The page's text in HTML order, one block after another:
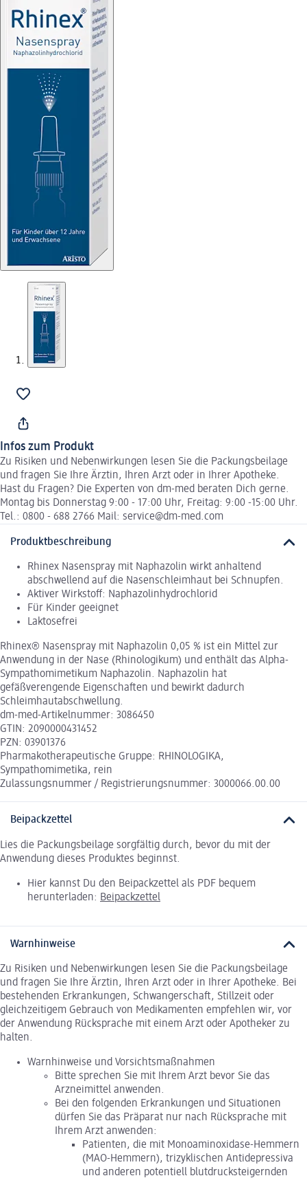
Infos zum Produkt
Zu Risiken und Nebenwirkungen lesen Sie die Packungsbeilage
und fragen Sie Ihre Ärztin, Ihren Arzt oder in Ihrer Apotheke.
Hast du Fragen? Die Experten von dm-med beraten Dich gerne.
Montag bis Donnerstag 9:00 - 17:00 Uhr, Freitag: 9:00 -15:00 Uhr.
Tel.: 0800 - 688 2766 Mail: service@dm-med.com
Produktbeschreibung
Rhinex Nasenspray mit Naphazolin wirkt anhaltend
abschwellend auf die Nasenschleimhaut bei Schnupfen.
Aktiver Wirkstoff: Naphazolinhydrochlorid
Für Kinder geeignet
Laktosefrei
Rhinex® Nasenspray mit Naphazolin 0,05 % ist ein Mittel zur
Anwendung in der Nase (Rhinologikum) und enthält das Alpha-
Sympathomimetikum Naphazolin. Naphazolin hat
gefäßverengende Eigenschaften und bewirkt dadurch
Schleimhautabschwellung.
dm-med-Artikelnummer: 3086450
GTIN: 2090000431452
PZN: 03901376
Pharmakotherapeutische Gruppe: RHINOLOGIKA,
Sympathomimetika, rein
Zulassungsnummer / Registrierungsnummer: 3000066.00.00
Beipackzettel
Lies die Packungsbeilage sorgfältig durch, bevor du mit der
Anwendung dieses Produktes beginnst.
Hier kannst Du den Beipackzettel als PDF bequem
herunterladen: Beipackzettel
Warnhinweise
Zu Risiken und Nebenwirkungen lesen Sie die Packungsbeilage
und fragen Sie Ihre Ärztin, Ihren Arzt oder in Ihrer Apotheke. Bei
bestehenden Erkrankungen, Schwangerschaft, Stillzeit oder
gleichzeitigem Gebrauch von Medikamenten empfehlen wir, vor
der Anwendung Rücksprache mit einem Arzt oder Apotheker zu
halten.
Warnhinweise und Vorsichtsmaßnahmen
Bitte sprechen Sie mit Ihrem Arzt bevor Sie das
Arzneimittel anwenden.
Bei den folgenden Erkrankungen und Situationen
dürfen Sie das Präparat nur nach Rücksprache mit
Ihrem Arzt anwenden:
Patienten, die mit Monoaminoxidase-Hemmern
(MAO-Hemmern), trizyklischen Antidepressiva
und anderen potentiell blutdrucksteigernden